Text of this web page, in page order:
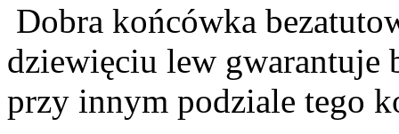
Dobra końcówka
dziewięciu lew gwarantuje
przy innym podziale tego